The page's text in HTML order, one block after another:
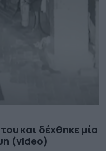
και δέχθηκε μία
(video)